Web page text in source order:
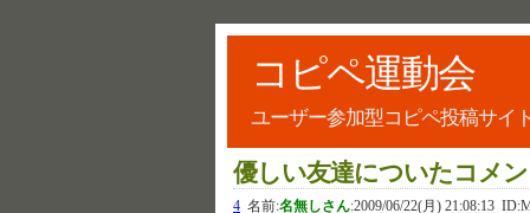
コピペ運動会
ユーザー参加型コピペ投稿サイト
優しい友達についたコメン
4 名前:名無しさん:2009/06/22(月) 21:08:13